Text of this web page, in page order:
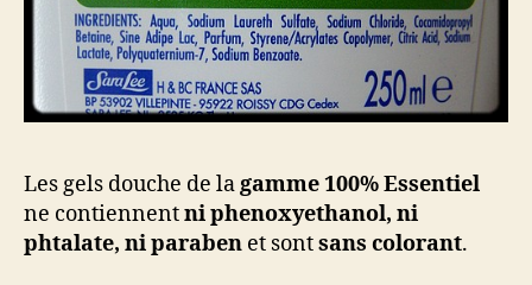
Les gels douche de la gamme 100% Essentiel
ne contiennentni phenoxyethanol, ni
phtalate, ni paraben et sontsans colorant.